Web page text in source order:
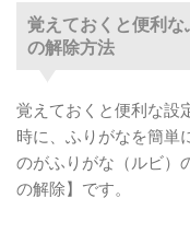
覚えておくと便利
の解除方法
覚えておくと便利な
時に、ふりがなを簡単
のがふりがな（ルビ）
の解除】です。